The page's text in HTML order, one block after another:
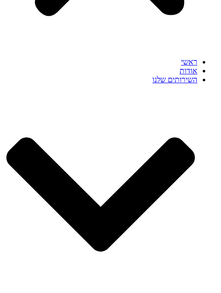
ראשי
אודות
השירותים שלנו